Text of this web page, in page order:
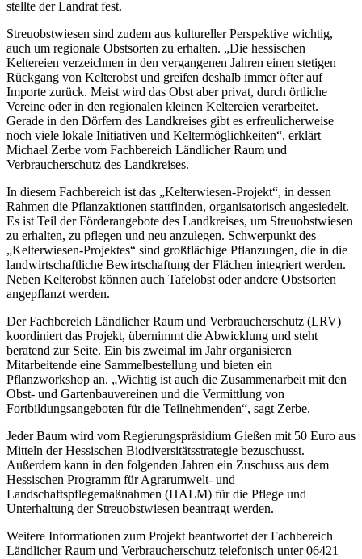
stellte der Landrat fest.
Streuobstwiesen sind zudem aus kultureller Perspektive wichtig,
auch um regionale Obstsorten zu erhalten. „Die hessischen
Keltereien verzeichnen in den vergangenen Jahren einen stetigen
Rückgang von Kelterobst und greifen deshalb immer öfter auf
Importe zurück. Meist wird das Obst aber privat, durch örtliche
Vereine oder in den regionalen kleinen Keltereien verarbeitet.
Gerade in den Dörfern des Landkreises gibt es erfreulicherweise
noch viele lokale Initiativen und Keltermöglichkeiten“, erklärt
Michael Zerbe vom Fachbereich Ländlicher Raum und
Verbraucherschutz des Landkreises.
In diesem Fachbereich ist das „Kelterwiesen-Projekt“, in dessen
Rahmen die Pflanzaktionen stattfinden, organisatorisch angesiedelt.
Es ist Teil der Förderangebote des Landkreises, um Streuobstwiesen
zu erhalten, zu pflegen und neu anzulegen. Schwerpunkt des
„Kelterwiesen-Projektes“ sind großflächige Pflanzungen, die in die
landwirtschaftliche Bewirtschaftung der Flächen integriert werden.
Neben Kelterobst können auch Tafelobst oder andere Obstsorten
angepflanzt werden.
Der Fachbereich Ländlicher Raum und Verbraucherschutz (LRV)
koordiniert das Projekt, übernimmt die Abwicklung und steht
beratend zur Seite. Ein bis zweimal im Jahr organisieren
Mitarbeitende eine Sammelbestellung und bieten ein
Pflanzworkshop an. „Wichtig ist auch die Zusammenarbeit mit den
Obst- und Gartenbauvereinen und die Vermittlung von
Fortbildungsangeboten für die Teilnehmenden“, sagt Zerbe.
Jeder Baum wird vom Regierungspräsidium Gießen mit 50 Euro aus
Mitteln der Hessischen Biodiversitätsstrategie bezuschusst.
Außerdem kann in den folgenden Jahren ein Zuschuss aus dem
Hessischen Programm für Agrarumwelt- und
Landschaftspflegemaßnahmen (HALM) für die Pflege und
Unterhaltung der Streuobstwiesen beantragt werden.
Weitere Informationen zum Projekt beantwortet der Fachbereich
Ländlicher Raum und Verbraucherschutz telefonisch unter 06421